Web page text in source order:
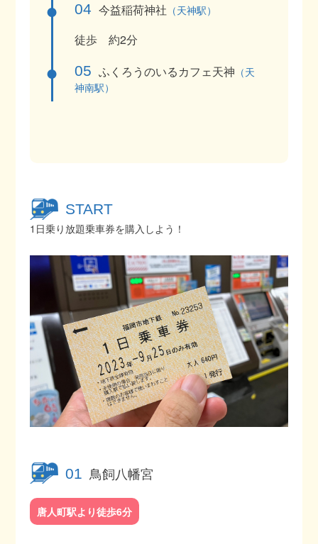
04 今益稲荷神社 （天神駅）
徒歩 約2分
05 ふくろうのいるカフェ天神 （天
神南駅）
START
1日乗り放題乗車券を購入しよう！
01 鳥飼八幡宮
唐人町駅より徒歩6分